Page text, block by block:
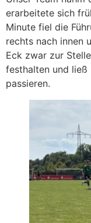
erarbeitete sich
Minute fiel die
rechts nach innen
Eck zwar zur
festhalten und ließ
passieren.